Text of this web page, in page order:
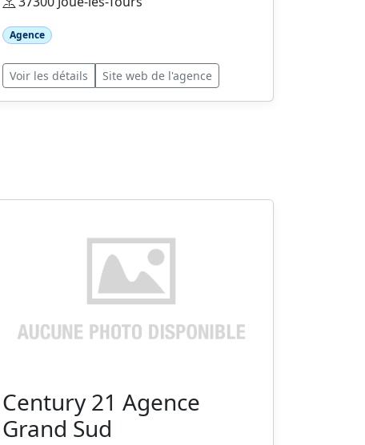
Agence
Voir les détails Site web de l'agence
Century 21 Agence
Grand Sud